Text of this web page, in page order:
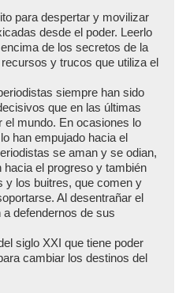
para despertar y movilizar
desde el poder. Leerlo
de los secretos de la
y trucos que utiliza el
siempre han sido
que en las últimas
el mundo. En ocasiones lo
han empujado hacia el
se aman y se odian,
el progreso y también
y los buitres, que comen y
Al desentrañar el
defendernos de sus
siglo XXI que tiene poder
cambiar los destinos del